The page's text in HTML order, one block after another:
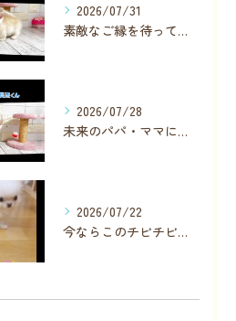
2026/07/31
素敵なご縁を待っている子が数名います✨
2026/07/28
未来のパパ・ママに見つかりますように❣️
2026/07/22
今ならこのチビチビちゃんに直接会っていただけます